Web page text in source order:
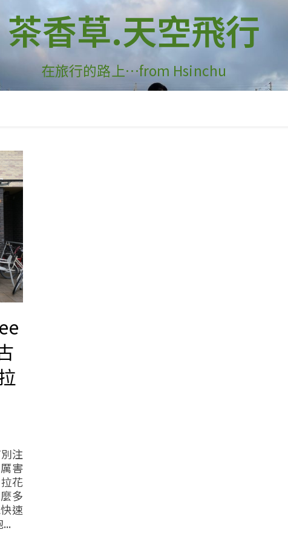
茶香草.天空飛行
在旅行的路上…from Hsinchu
注
害
花
多
速